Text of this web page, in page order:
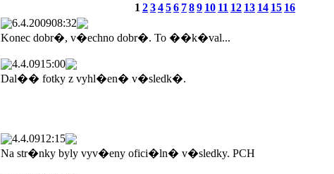
1 23456 789 10 11 12 13 14 15 16
6.4.200908:32
Konec dobr�, v�echno dobr�. To ��k�val...
4.4.0915:00
Dal�� fotky z vyhl�en� v�sledk�.
4.4.0912:15
Na str�nky byly vyv�eny ofici�ln� v�sledky. PCH